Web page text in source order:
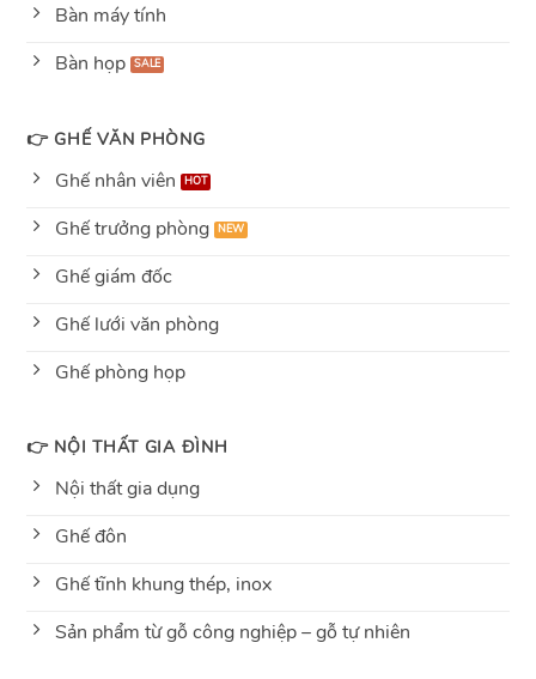
Bàn máy tính
Bàn họp
👉 GHẾ VĂN PHÒNG
Ghế nhân viên
Ghế trưởng phòng
Ghế giám đốc
Ghế lưới văn phòng
Ghế phòng họp
👉 NỘI THẤT GIA ĐÌNH
Nội thất gia dụng
Ghế đôn
Ghế tĩnh khung thép, inox
Sản phẩm từ gỗ công nghiệp – gỗ tự nhiên